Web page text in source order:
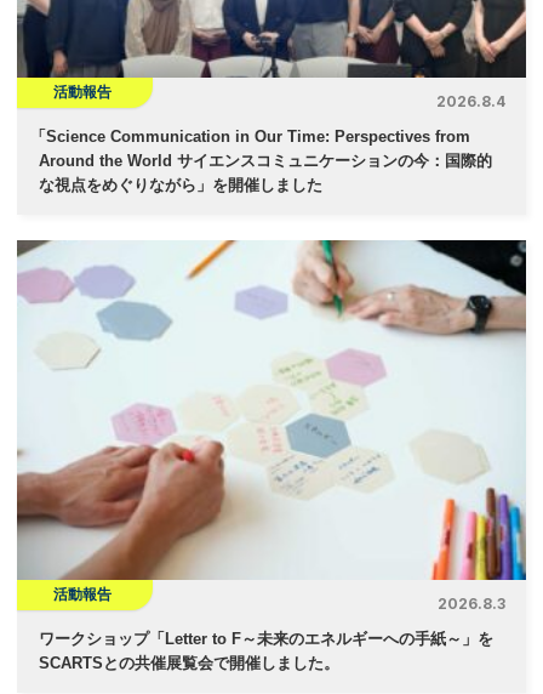
活動報告
2026.8.4
「 Science Communication in Our Time: Perspectives from
Around the World サイエンスコミュニケーションの今：国際的
な視点をめぐりながら」を開催しました
活動報告
2026.8.3
ワークショップ「Letter to F～未来のエネルギーへの手紙～」を
SCARTSとの共催展覧会で開催しました。